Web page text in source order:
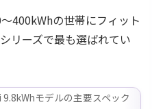
400kWhの世帯にフィット
リーズで最も選ばれてい
モデルの主要スペック